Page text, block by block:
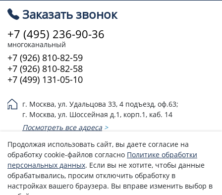
г. Москва, ул. Удальцова 33, 4 подъезд, оф.63;
г. Москва, ул. Шоссейная д.1, корп.1, каб. 14
Посмотреть все адреса >
Эл. почта:3526474@mail.ru
Политика возврата денежных средств
Политика обработки персональных данных
Заказать звонок
+7 (495) 236-90-36
многоканальный
+7 (926) 810-82-59
+7 (926) 810-82-58
+7 (499) 131-05-10
Продолжая использовать сайт, вы даете согласие на
обработку cookie-файлов согласно Политике обработки
персональных данных. Если вы не хотите, чтобы данные
обрабатывались, просим отключить обработку в
настройках вашего браузера. Вы вправе изменить выбор в